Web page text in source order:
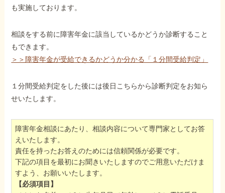
も実施しております。
相談をする前に障害年金に該当しているかどうか診断すること
もできます。
＞＞障害年金が受給できるかどうか分かる「１分間受給判定」
１分間受給判定をした後には後日こちらから診断判定をお知ら
せいたします。
障害年金相談にあたり、相談内容について専門家としてお答
えいたします。
責任を持ったお答えのためには信頼関係が必要です。
下記の項目を最初にお聞きいたしますのでご用意いただけま
すよう、お願いいたします。
【必須項目】